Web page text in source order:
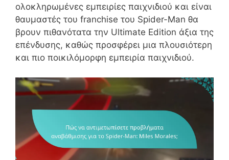
ολοκληρωμένες εμπειρίες παιχνιδιού και είναι
θαυμαστές του franchise του Spider-Man θα
βρουν πιθανότατα την Ultimate Edition άξια της
επένδυσης, καθώς προσφέρει μια πλουσιότερη
και πιο ποικιλόμορφη εμπειρία παιχνιδιού.